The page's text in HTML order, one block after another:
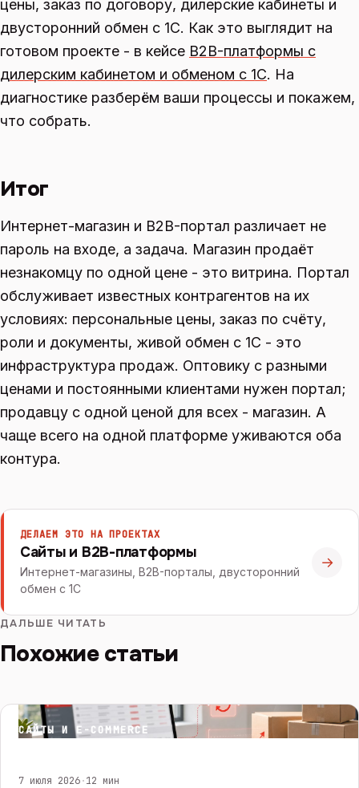
цены, заказ по договору, дилерские кабинеты и
двусторонний обмен с 1С. Как это выглядит на
готовом проекте - в кейсе B2B-платформы с
дилерским кабинетом и обменом с 1С. На
диагностике разберём ваши процессы и покажем,
что собрать.
Итог
Интернет-магазин и B2B-портал различает не
пароль на входе, а задача. Магазин продаёт
незнакомцу по одной цене - это витрина. Портал
обслуживает известных контрагентов на их
условиях: персональные цены, заказ по счёту,
роли и документы, живой обмен с 1С - это
инфраструктура продаж. Оптовику с разными
ценами и постоянными клиентами нужен портал;
продавцу с одной ценой для всех - магазин. А
чаще всего на одной платформе уживаются оба
контура.
ДЕЛАЕМ ЭТО НА ПРОЕКТАХ
Сайты и B2B-платформы
Интернет-магазины, B2B-порталы, двусторонний
обмен с 1С
→
ДАЛЬШЕ ЧИТАТЬ
Похожие статьи
САЙТЫ И E-COMMERCE
7 июля 2026·12 мин